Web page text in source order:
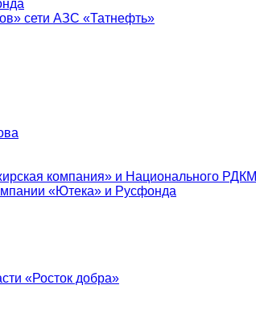
сети АЗС «Татнефть»
компания» и Национального РДКМ
«Ютека» и Русфонда
«Росток добра»